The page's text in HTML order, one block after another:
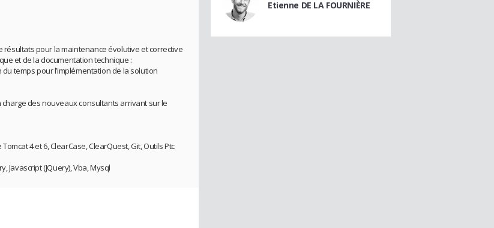
pour la maintenance évolutive et corrective
et de la documentation technique :
temps pour l’implémentation de la solution
des nouveaux consultants arrivant sur le
4 et 6, ClearCase, ClearQuest, Git, Outils Ptc
Javascript (JQuery), Vba, Mysql
Etienne DE LA FOURNIÈRE